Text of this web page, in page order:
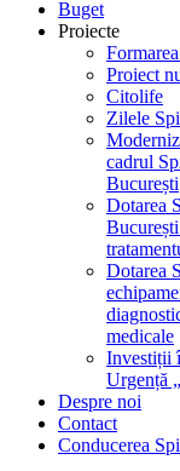
Buget
Proiecte
Proiect
Citolife
Zilele
cadrul
București
Dotarea
Dotarea
medicale
Investiții
Urgență
Despre noi
Contact
Conducerea